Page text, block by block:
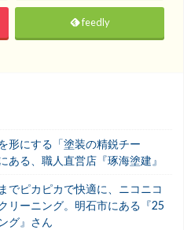
feedly
形にする「塗装の精鋭チー
ある、職人直営店『琢海塗建』
でピカピカで快適に、ニコニコ
リーニング。明石市にある『25
グ』さん